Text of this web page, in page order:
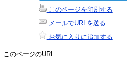
このページを印刷する
メールでURLを送る
お気に入りに追加する
このページのURL